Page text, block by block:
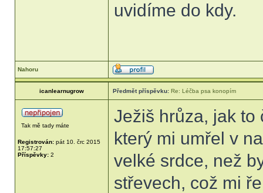
uvidíme do kdy.
Nahoru
icanlearnugrow Předmět příspěvku: Re: Léčba psa konopím
Tak mě tady máte
Registrován: pát 10. črc 2015
17:57:27
Příspěvky: 2
Ježiš hrůza, jak to
který mi umřel v
velké srdce, než
střevech, což mi